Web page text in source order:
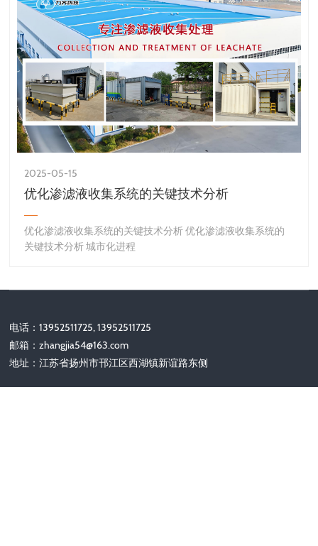
2025-05-15
优化渗滤液收集系统的关键技术分析
优化渗滤液收集系统的关键技术分析 优化渗滤液收集系统的
关键技术分析 城市化进程
电话：13952511725, 13952511725
邮箱：zhangjia54@163.com
地址：江苏省扬州市邗江区西湖镇新谊路东侧